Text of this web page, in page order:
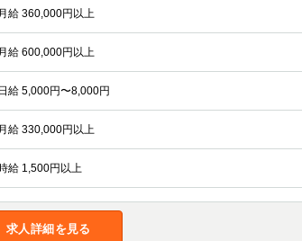
月給 360,000円以上
月給 600,000円以上
日給 5,000円〜8,000円
月給 330,000円以上
給 1,500円以上
求人詳細を見る
で設定